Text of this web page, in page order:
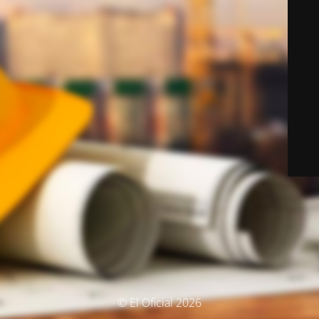
© El Oficial 2026